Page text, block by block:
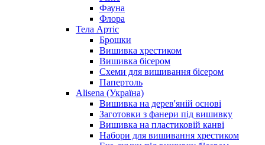
Фауна
Флора
Тела Артіс
Брошки
Вишивка хрестиком
Вишивка бісером
Схеми для вишивання бісером
Папертоль
Alisena (Україна)
Вишивка на дерев'яній основі
Заготовки з фанери під вишивку
Вишивка на пластиковій канві
Набори для вишивання хрестиком